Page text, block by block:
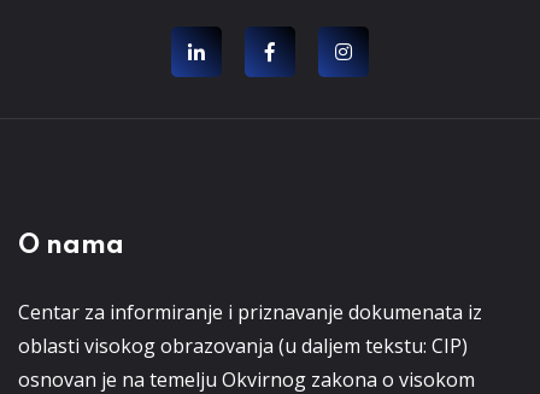
O nama
Centar za informiranje i priznavanje dokumenata iz
oblasti visokog obrazovanja (u daljem tekstu: CIP)
osnovan je na temelju Okvirnog zakona o visokom